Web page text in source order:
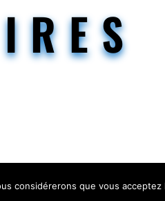
considérerons que vous